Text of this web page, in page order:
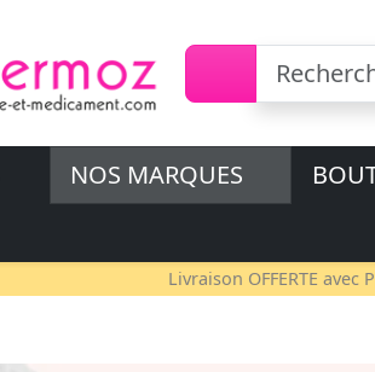
NOS MARQUES
Livraison OFFERTE avec